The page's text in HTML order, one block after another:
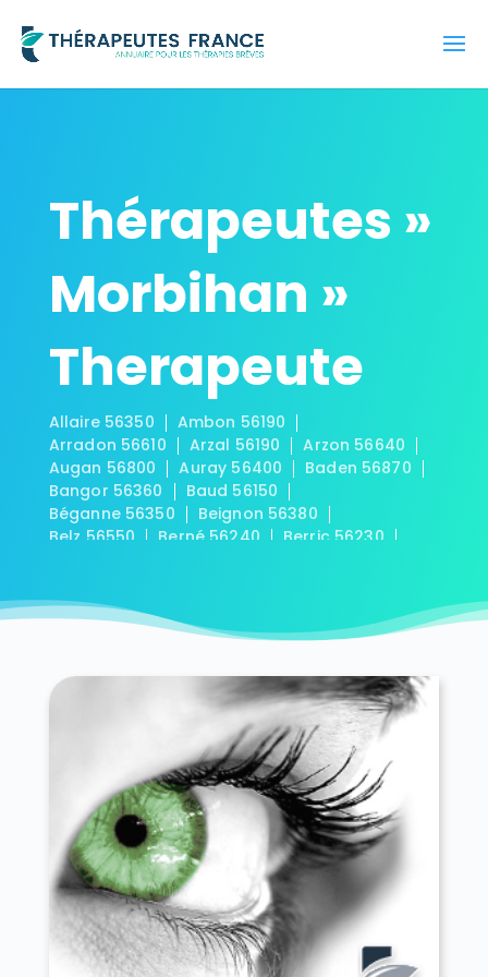
Thérapeutes »
Morbihan »
Therapeute
Allaire 56350
Ambon 56190
Arradon 56610
Arzal 56190
Arzon 56640
Augan 56800
Auray 56400
Baden 56870
Bangor 56360
Baud 56150
Béganne 56350
Beignon 56380
Belz 56550
Berné 56240
Berric 56230
Brandérion 56700
Brech 56400
Bréhan 56580
Buléon 56420
Caden 56220
Calan 56240
Camoël 56130
Campénéac 56800
Carnac 56340
Caudan 56850
La Chapelle-Neuve 56500
Cléguer 56620
Cléguérec 56480
Colpo 56390
Concoret 56430
Cournon 56200
Le Cours 56230
Crac'h 56950
Crédin 56580
Le Croisty 56540
Croixanvec 56920
La Croix-Helléan 56120
Cruguel 56420
Damgan 56750
Elven 56250
Erdeven 56410
Étel 56410
Évellys 56500
Évriguet 56490